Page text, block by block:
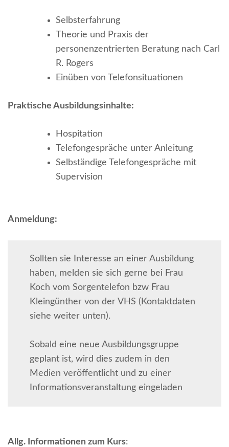
Selbsterfahrung
Theorie und Praxis der
personenzentrierten Beratung nach Carl
R. Rogers
Einüben von Telefonsituationen
Praktische Ausbildungsinhalte:
Hospitation
Telefongespräche unter Anleitung
Selbständige Telefongespräche mit
Supervision
Anmeldung:
Sollten sie Interesse an einer Ausbildung
haben, melden sie sich gerne bei Frau
Koch vom Sorgentelefon bzw Frau
Kleingünther von der VHS (Kontaktdaten
siehe weiter unten).
Sobald eine neue Ausbildungsgruppe
geplant ist, wird dies zudem in den
Medien veröffentlicht und zu einer
Informationsveranstaltung eingeladen
Allg. Informationen zum Kurs: